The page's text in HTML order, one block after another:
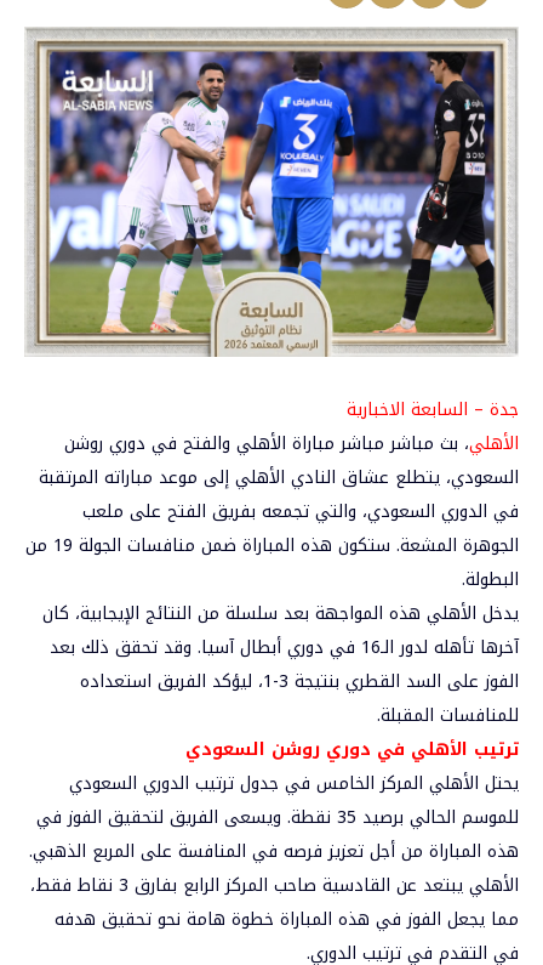
جدة – السابعة الاخبارية
الأهلي، بث مباشر مباشر مباراة الأهلي والفتح في دوري روشن
السعودي، يتطلع عشاق النادي الأهلي إلى موعد مباراته المرتقبة
في الدوري السعودي، والتي تجمعه بفريق الفتح على ملعب
الجوهرة المشعة. ستكون هذه المباراة ضمن منافسات الجولة 19 من
البطولة.
يدخل الأهلي هذه المواجهة بعد سلسلة من النتائج الإيجابية، كان
آخرها تأهله لدور الـ16 في دوري أبطال آسيا. وقد تحقق ذلك بعد
الفوز على السد القطري بنتيجة 3-1، ليؤكد الفريق استعداده
للمنافسات المقبلة.
ترتيب الأهلي في دوري روشن السعودي
يحتل الأهلي المركز الخامس في جدول ترتيب الدوري السعودي
للموسم الحالي برصيد 35 نقطة. ويسعى الفريق لتحقيق الفوز في
هذه المباراة من أجل تعزيز فرصه في المنافسة على المربع الذهبي.
الأهلي يبتعد عن القادسية صاحب المركز الرابع بفارق 3 نقاط فقط،
مما يجعل الفوز في هذه المباراة خطوة هامة نحو تحقيق هدفه
في التقدم في ترتيب الدوري.